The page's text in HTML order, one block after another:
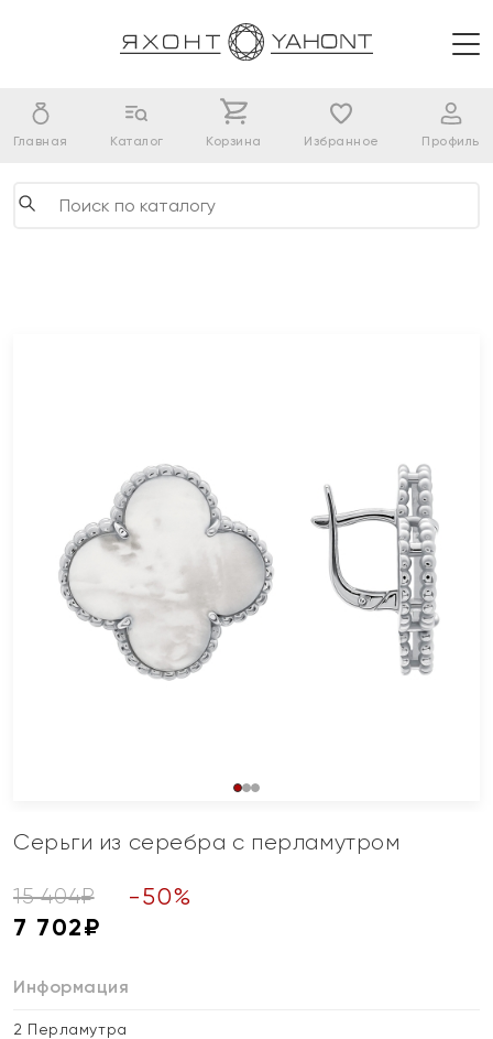
Главная Каталог Корзина Избранное Профиль
Серьги из серебра с перламутром
15 404₽ -50%
7 702₽
Информация
2 Перламутра